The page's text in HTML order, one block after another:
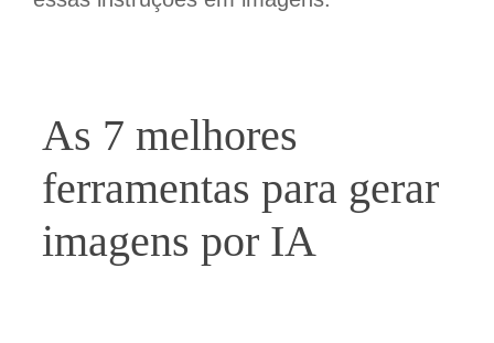
As 7 melhores
ferramentas para gerar
imagens por IA